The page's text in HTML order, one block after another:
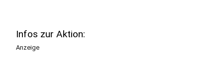
Infos zur Aktion:
Anzeige